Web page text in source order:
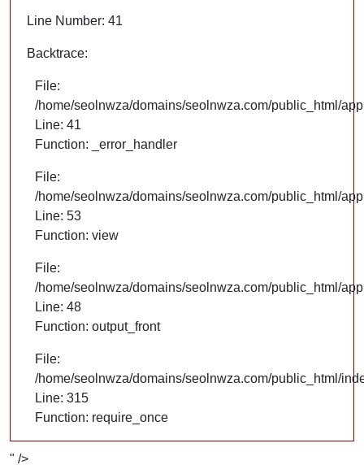
Line Number: 41
Backtrace:
File:
/home/seolnwza/domains/seolnwza.com/public_html/
Line: 41
Function: _error_handler
File:
/home/seolnwza/domains/seolnwza.com/public_html/
Line: 53
Function: view
File:
/home/seolnwza/domains/seolnwza.com/public_html/
Line: 48
Function: output_front
File:
/home/seolnwza/domains/seolnwza.com/public_html/
Line: 315
Function: require_once
" />